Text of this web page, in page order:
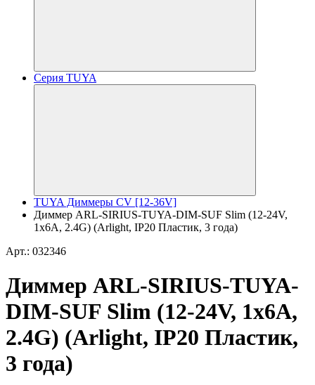
Серия TUYA
TUYA Диммеры CV [12-36V]
Диммер ARL-SIRIUS-TUYA-DIM-SUF Slim (12-24V,
1x6A, 2.4G) (Arlight, IP20 Пластик, 3 года)
Арт.: 032346
Диммер ARL-SIRIUS-TUYA-
DIM-SUF Slim (12-24V, 1x6A,
2.4G) (Arlight, IP20 Пластик,
3 года)